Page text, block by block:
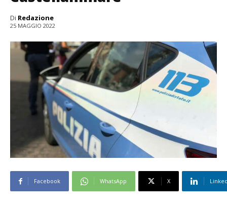
Di Redazione
25 MAGGIO 2022
Facebook WhatsApp X